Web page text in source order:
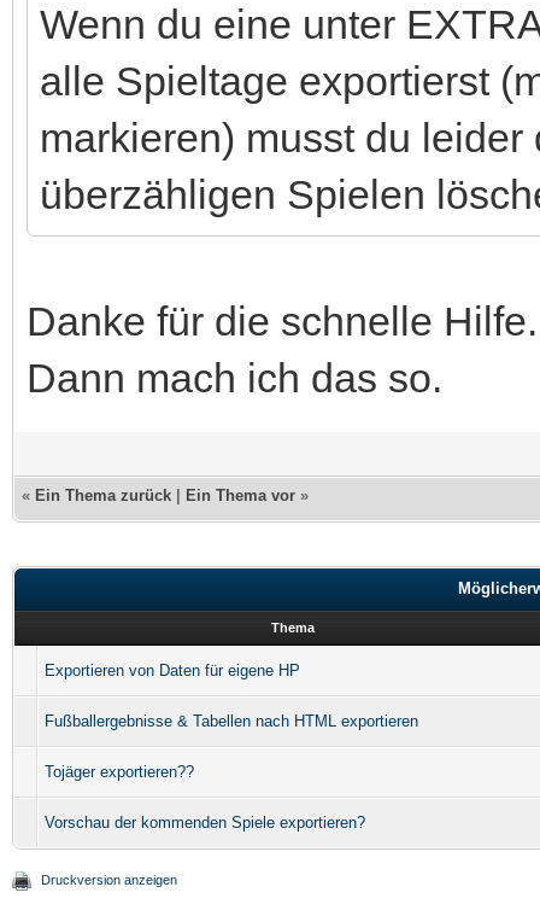
Wenn du eine unter
alle Spieltage exportierst
markieren) musst du
überzähligen Spielen
Danke für die schnelle Hilfe.
Dann mach ich das so.
« Ein Thema zurück Ein Thema vor »
Thema
Exportieren von Daten für eigene HP
Fußballergebnisse & Tabellen nach HTML exportieren
Tojäger exportieren??
Vorschau der kommenden Spiele exportieren?
Druckversion anzeigen